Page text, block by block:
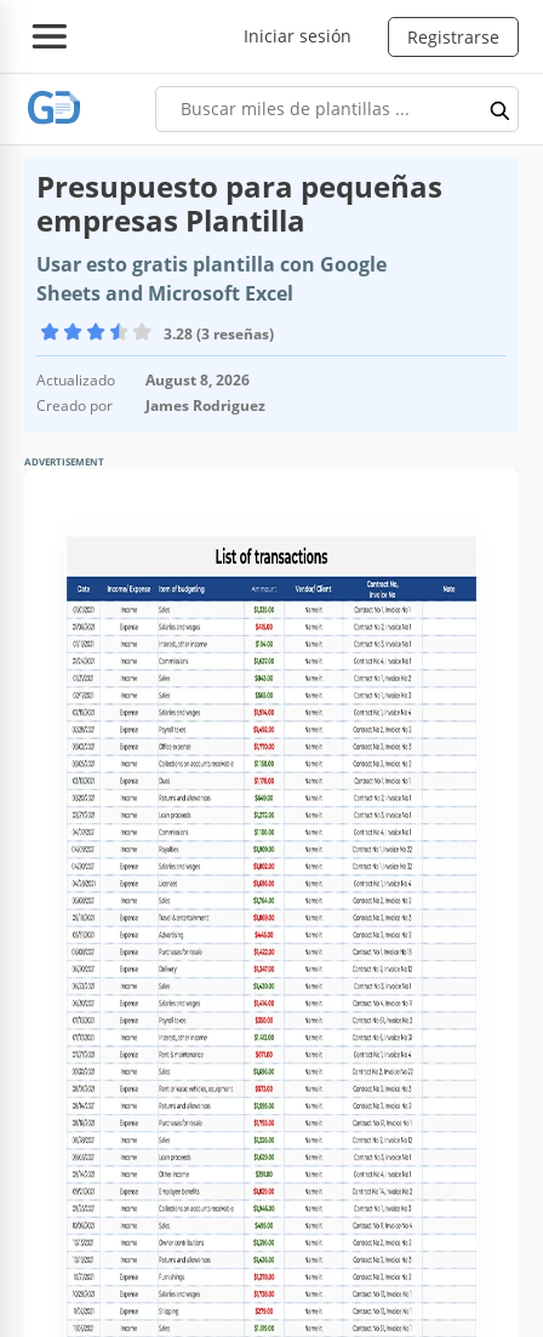
Iniciar sesión Registrarse
Presupuesto para pequeñas
empresas Plantilla
Usar esto gratis plantilla con Google
Sheets and Microsoft Excel
3.28 (3 reseñas)
Actualizado
August 8, 2026
Creado por
James Rodriguez
ADVERTISEMENT